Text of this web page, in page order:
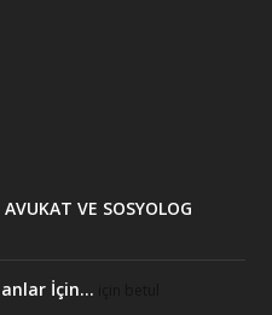
VE SOSYOLOG
İçin…